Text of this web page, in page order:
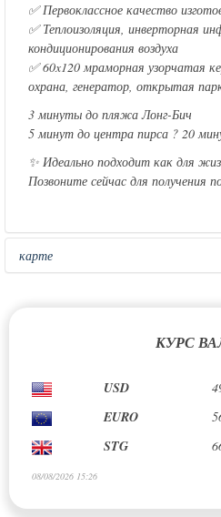
✅ Первоклассное качество
✅ Теплоизоляция, инверторная
кондиционирования воздуха
✅ 60x120 мраморная узорчатая
охрана, генератор, открытая
3 минуты до пляжа Лонг-Бич
5 минут до центра пирса ? 20
✨ Идеально подходит как для
Позвоните сейчас для получения
карте
КУРС
USD
EURO
STG
08/08/2026 15:26